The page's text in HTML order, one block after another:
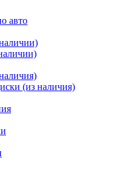
авто
(из наличия)